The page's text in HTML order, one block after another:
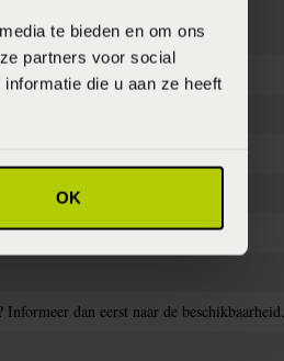
te bieden en om ons
partners voor social
die u aan ze heeft
OK
dan eerst naar de beschikbaarheid.